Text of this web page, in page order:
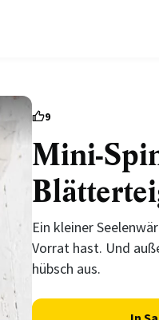
9
Mini-
Ein kleiner
Vorrat hast. Und
hübsch aus.